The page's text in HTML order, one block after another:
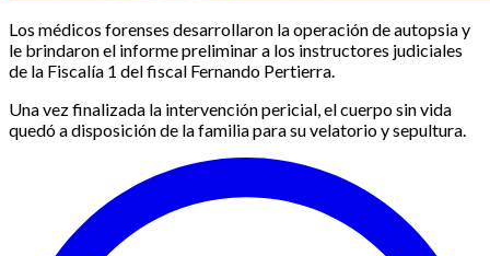
Los médicos forenses desarrollaron la operación de autopsia y
le brindaron el informe preliminar a los instructores judiciales
de la Fiscalía 1 del fiscal Fernando Pertierra.
Una vez finalizada la intervención pericial, el cuerpo sin vida
quedó a disposición de la familia para su velatorio y sepultura.